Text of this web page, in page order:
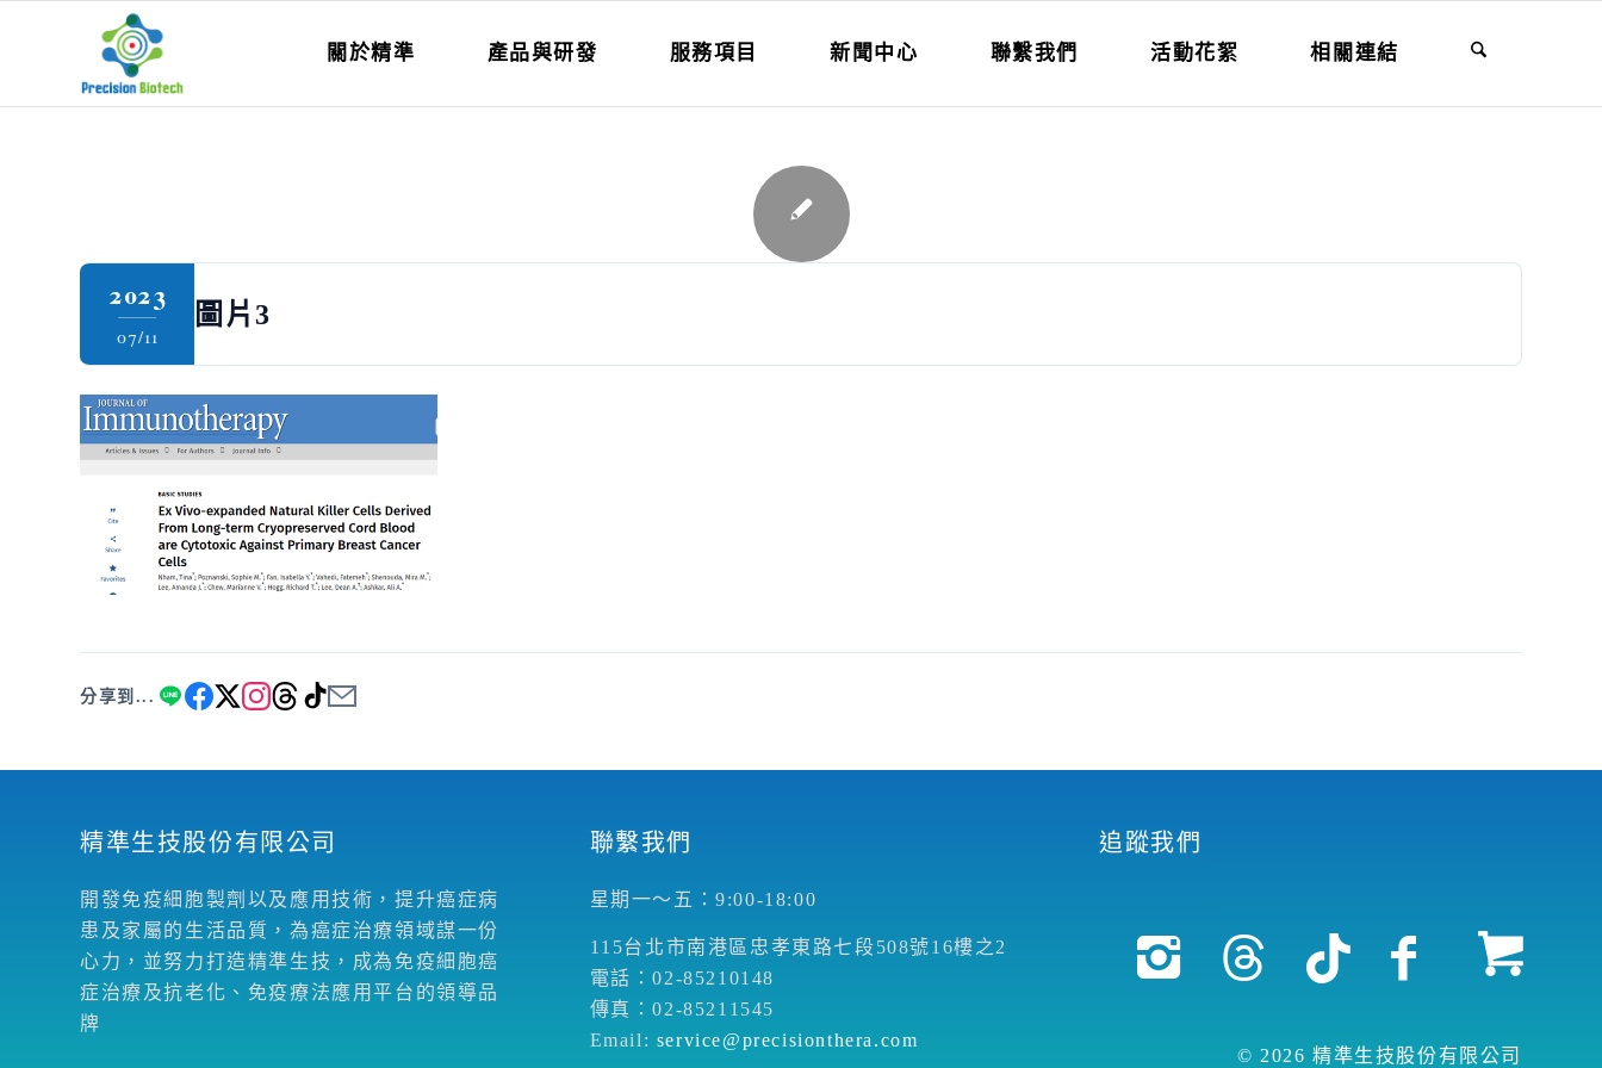
關於精準 產品與研發 服務項目 新聞中心 聯繫我們 活動花絮 相關連結
2023
07/11
圖片3
分享到...
精準生技股份有限公司
開發免疫細胞製劑以及應用技術，提升癌症病
患及家屬的生活品質，為癌症治療領域謀一份
心力，並努力打造精準生技，成為免疫細胞癌
症治療及抗老化、免疫療法應用平台的領導品
牌
聯繫我們
星期一～五：9:00-18:00
115台北市南港區忠孝東路七段508號16樓之2
電話：02-85210148
傳真：02-85211545
Email: service@precisionthera.com
追蹤我們
© 2026 精準生技股份有限公司